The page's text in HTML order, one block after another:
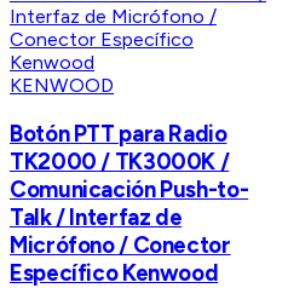
KENWOOD
Botón PTT para Radio
TK2000 / TK3000K /
Comunicación Push-to-
Talk / Interfaz de
Micrófono / Conector
Específico Kenwood